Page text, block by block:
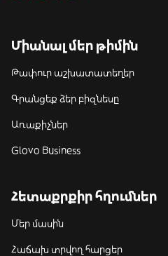
Միանալ մեր թիմին
Թափուր աշխատատեղեր
Գրանցեք ձեր բիզնեսը
Առաքիչներ
Glovo Business
Հետաքրքիր հղումներ
Մեր մասին
Հաճախ տրվող հարցեր